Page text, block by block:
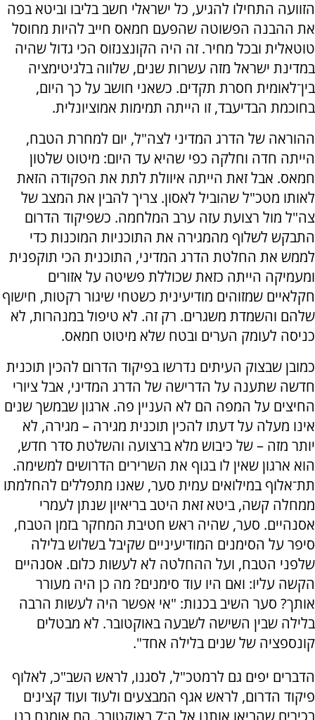
הזוועה התחילו להגיע, כל ישראלי חשב בליבו וביטא בפה
את ההבנה הפשוטה שהפעם חמאס חייב להיות מחוסל
טוטאלית ובכל מחיר. זה היה הקונצנזוס הכי גדול שהיה
במדינת ישראל מזה עשרות שנים, שלווה בלגיטימציה
בין־לאומית חסרת תקדים. כשאני חושב על כך היום,
בחוכמת הבדיעבד, זו הייתה תמימות אמוציונלית.
ההוראה של הדרג המדיני לצה"ל, יום למחרת הטבח,
הייתה חדה וחלקה כפי שהיא עד היום: מיטוט שלטון
חמאס. אבל זאת הייתה איוולת לתת את הפקודה הזאת
לאותו מטכ"ל שהוביל לאסון. צריך להבין את המצב של
צה"ל מול רצועת עזה ערב המלחמה. כשפיקוד הדרום
התבקש לשלוף מהמגירה את התוכניות המוכנות כדי
לממש את החלטת הדרג המדיני, התוכנית הכי תוקפנית
ומעמיקה הייתה כזאת שכוללת פשיטה על אזורים
חקלאיים שמזוהים מודיעינית כשטחי שיגור רקטות, חישוף
שלהם והשמדת משגרים. רק זה. לא טיפול במנהרות, לא
כניסה לעומק הערים ובטח שלא מיטוט חמאס.
כמובן שבצוק העיתים נדרשו בפיקוד הדרום להכין תוכנית
חדשה שתענה על הדרישה של הדרג המדיני, אבל ציורי
החיצים על המפה הם לא העניין פה. ארגון שבמשך שנים
אינו מעלה על דעתו להכין תוכנית מגירה – מגירה, לא
יותר מזה – של כיבוש מלא ברצועה והשלטת סדר חדש,
הוא ארגון שאין לו בגוף את השרירים הדרושים למשימה.
תת־אלוף במילואים עמית סער, שאנו מתפללים להחלמתו
ממחלה קשה, ביטא זאת היטב בריאיון שנתן לעמרי
אסנהיים. סער, שהיה ראש חטיבת המחקר בזמן הטבח,
סיפר על הסימנים המודיעיניים שקיבל בשלוש בלילה
שלפני הטבח, ועל ההחלטה לא לעשות כלום. אסנהיים
הקשה עליו: ואם היו עוד סימנים? מה כן היה מעורר
אותך? סער השיב בכנות: "אי אפשר היה לעשות הרבה
בלילה שבין השישה לשבעה באוקטובר. לא מבטלים
קונספציה של שנים בלילה אחד".
הדברים יפים גם לרמטכ"ל, לסגנו, לראש השב"כ, לאלוף
פיקוד הדרום, לראש אגף המבצעים ולעוד ועוד קצינים
בכירים שהביאו אותנו אל ה־7 באוקטובר. הם אומנם בנו